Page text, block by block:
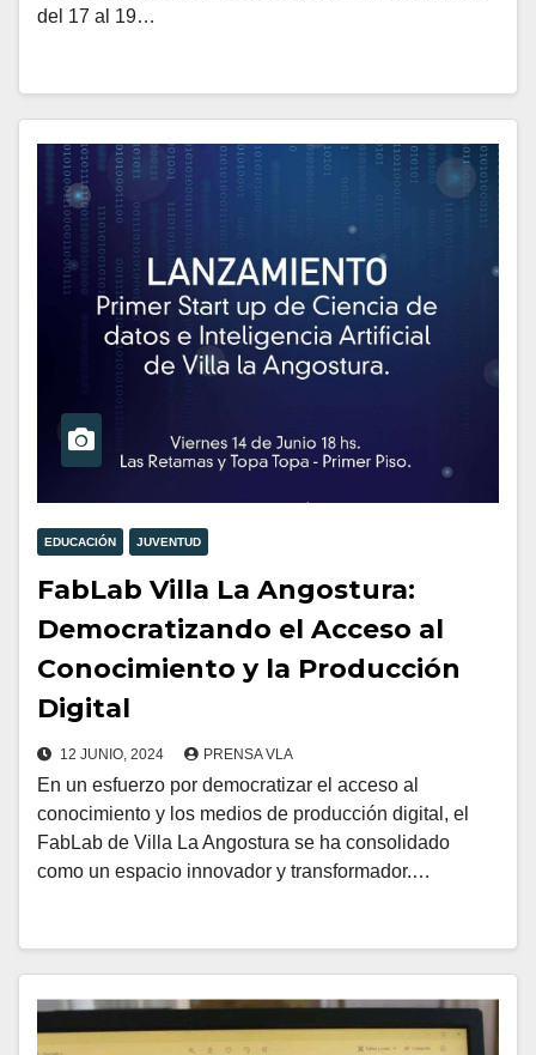
del 17 al 19…
EDUCACIÓN JUVENTUD
FabLab Villa La Angostura:
Democratizando el Acceso al
Conocimiento y la Producción
Digital
12 JUNIO, 2024 PRENSA VLA
En un esfuerzo por democratizar el acceso al
conocimiento y los medios de producción digital, el
FabLab de Villa La Angostura se ha consolidado
como un espacio innovador y transformador.…